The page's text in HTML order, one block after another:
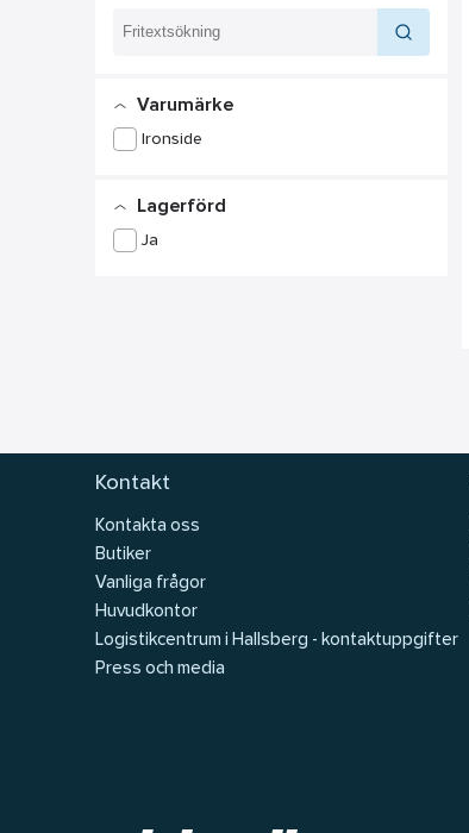
Varumärke
Ironside
Lagerförd
Ja
Kontakt
Kontakta oss
Butiker
Vanliga frågor
Huvudkontor
Logistikcentrum i Hallsberg - kontaktuppgifter
Press och media